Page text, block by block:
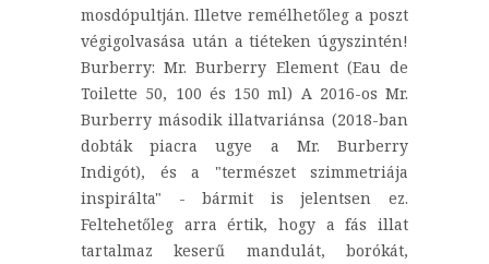
mosdópultján. Illetve remélhetőleg a poszt
végigolvasása után a tiéteken úgyszintén!
Burberry: Mr. Burberry Element (Eau de
Toilette 50, 100 és 150 ml) A 2016-os Mr.
Burberry második illatvariánsa (2018-ban
dobták piacra ugye a Mr. Burberry
Indigót), és a "természet szimmetriája
inspirálta" - bármit is jelentsen ez.
Feltehetőleg arra értik, hogy a fás illat
tartalmaz keserű mandulát, borókát,